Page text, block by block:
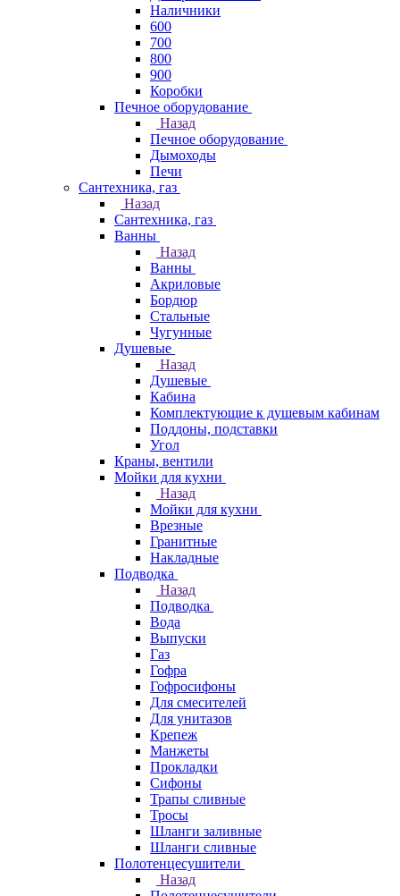
Наличники
600
700
800
900
Коробки
Печное оборудование
Назад
Печное оборудование
Дымоходы
Печи
Сантехника, газ
Назад
Сантехника, газ
Ванны
Назад
Ванны
Акриловые
Бордюр
Стальные
Чугунные
Душевые
Назад
Душевые
Кабина
Комплектующие к душевым кабинам
Поддоны, подставки
Угол
Краны, вентили
Мойки для кухни
Назад
Мойки для кухни
Врезные
Гранитные
Накладные
Подводка
Назад
Подводка
Вода
Выпуски
Газ
Гофра
Гофросифоны
Для смесителей
Для унитазов
Крепеж
Манжеты
Прокладки
Сифоны
Трапы сливные
Тросы
Шланги заливные
Шланги сливные
Полотенцесушители
Назад